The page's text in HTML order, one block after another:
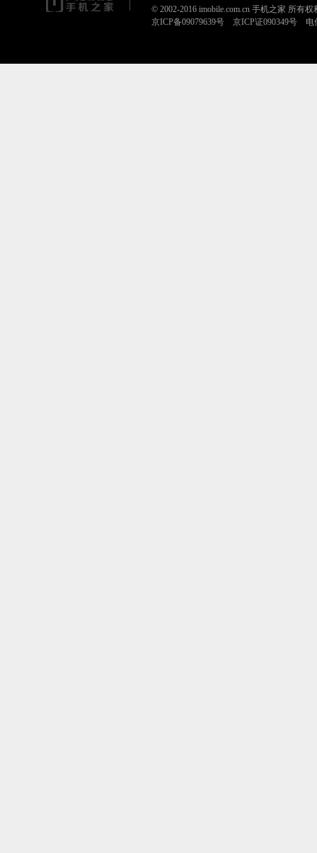
© 2002-2016 imobile.com.cn 手机之家 所有权
京ICP备09079639号 京ICP证090349号 电